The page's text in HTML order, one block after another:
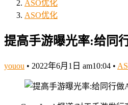
ASO优化
ASO优化
提高手游曝光率:给同
youou • 2022年6月1日 am10:04 •